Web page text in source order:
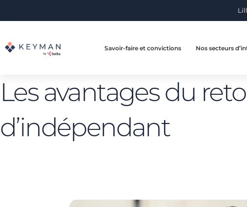
Savoir-faire et convictions Nos secteurs
Les avantages du
d’indépendant